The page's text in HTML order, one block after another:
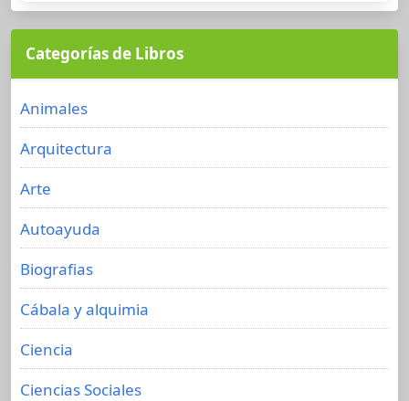
Categorías de Libros
Animales
Arquitectura
Arte
Autoayuda
Biografias
Cábala y alquimia
Ciencia
Ciencias Sociales